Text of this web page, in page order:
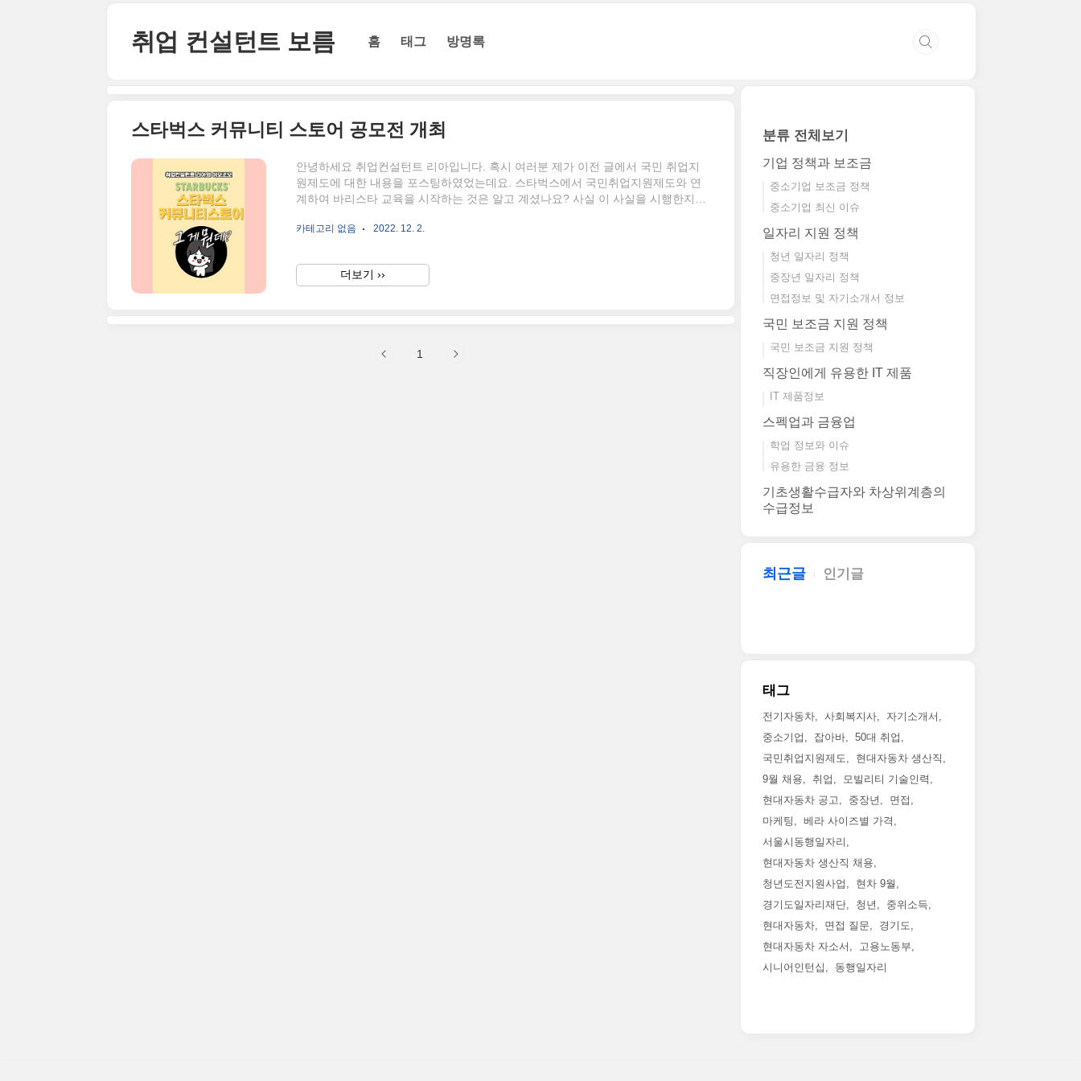
취업 컨설턴트 보름 홈 태그 방명록
스타벅스 커뮤니티 스토어 공모전 개최
안녕하세요 취업컨설턴트 리아입니다. 혹시 여러분 제가 이전 글에서 국민 취업지
원제도에 대한 내용을 포스팅하였었는데요. 스타벅스에서 국민취업지원제도와 연
계하여 바리스타 교육을 시작하는 것은 알고 계셨나요? 사실 이 사실을 시행한지는
오늘 알게 되었네요. 국민 취업지원제도와 스타벅스 바리스타 일 경험 제도 연계를
서 받는 전문적인 바리스타 교육도 놓쳐서는 안 될 교육이라고 생각합니다. 커피에
진심이신 분들, 그리고 카페를 곧 창업하길 희망하시는 분들, 모두 이 기회를 놓치지
카테고리 없음 2022. 12. 2.
더보기 ››
1
분류 전체보기
기업 정책과 보조금
중소기업 보조금 정책
중소기업 최신 이슈
일자리 지원 정책
청년 일자리 정책
중장년 일자리 정책
면접정보 및 자기소개서 정보
국민 보조금 지원 정책
국민 보조금 지원 정책
직장인에게 유용한 IT 제품
IT 제품정보
스펙업과 금융업
학업 정보와 이슈
유용한 금융 정보
기초생활수급자와 차상위계층의
수급정보
최근글 인기글
태그
전기자동차 사회복지사
자기소개서
중소기업
잡아바
50대 취업
국민취업지원제도
현대자동차 생산직
9월 채용
취업
모빌리티 기술인력
현대자동차 공고
중장년
면접
마케팅
베라 사이즈별 가격
서울시동행일자리
현대자동차 생산직 채용
청년도전지원사업
현차 9월
경기도일자리재단
청년
중위소득
현대자동차
면접 질문
경기도
현대자동차 자소서
고용노동부
시니어인턴십
동행일자리